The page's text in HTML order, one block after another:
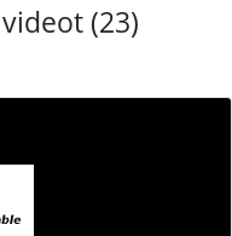
(23)